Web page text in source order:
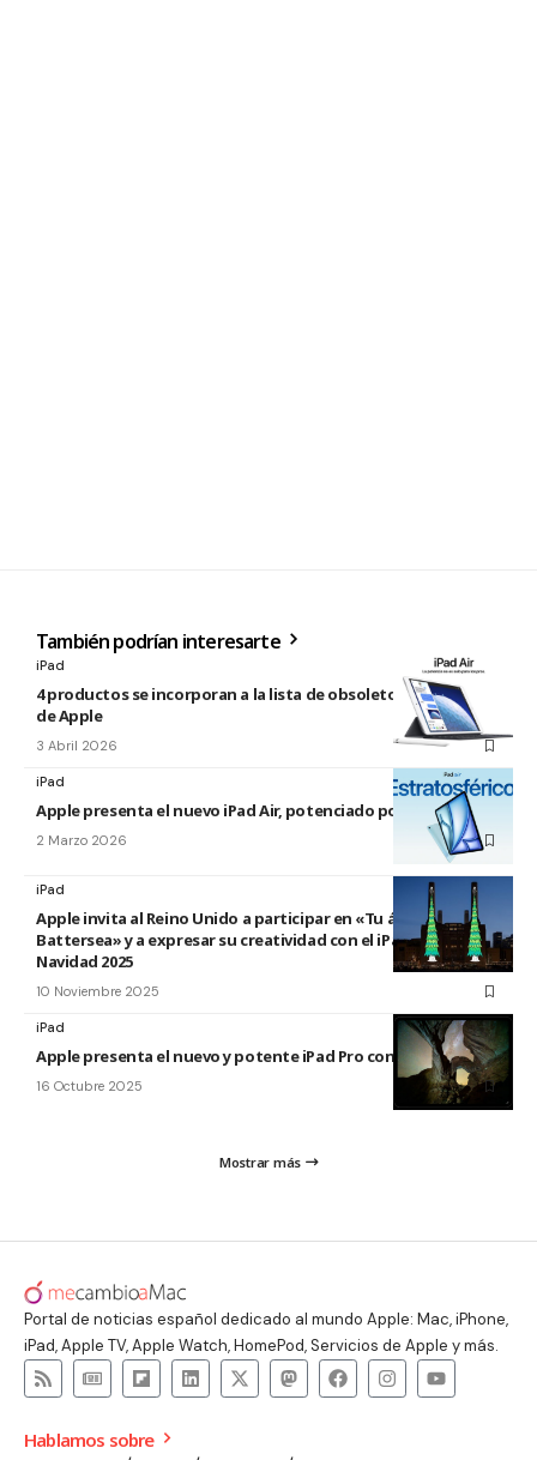
También podrían interesarte
iPad
4 productos se incorporan a la lista de obsoletos y antiguos
de Apple
3 Abril 2026
iPad
Apple presenta el nuevo iPad Air, potenciado por el M4
2 Marzo 2026
iPad
Apple invita al Reino Unido a participar en «Tu árbol en
Battersea» y a expresar su creatividad con el iPad esta
Navidad 2025
10 Noviembre 2025
iPad
Apple presenta el nuevo y potente iPad Pro con el chip M5
16 Octubre 2025
Mostrar más
Portal de noticias español dedicado al mundo Apple: Mac, iPhone,
iPad, Apple TV, Apple Watch, HomePod, Servicios de Apple y más.
Hablamos sobre